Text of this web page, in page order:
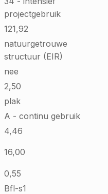
projectgebruik
121,92
natuurgetrouwe
structuur (EIR)
nee
2,50
plak
A - continu gebruik
4,46
16,00
0,55
Bfl-s1